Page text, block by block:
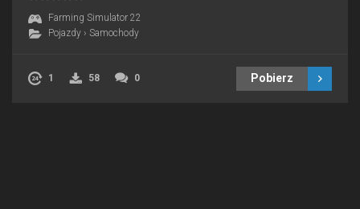
Farming Simulator 22
Pojazdy › Samochody
1 58 0 Pobierz